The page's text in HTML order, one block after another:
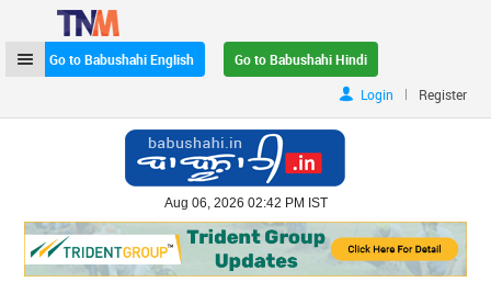
Go to Babushahi English
Go to Babushahi Hindi
Login
| Register
Aug 06, 2026 02:42 PM IST